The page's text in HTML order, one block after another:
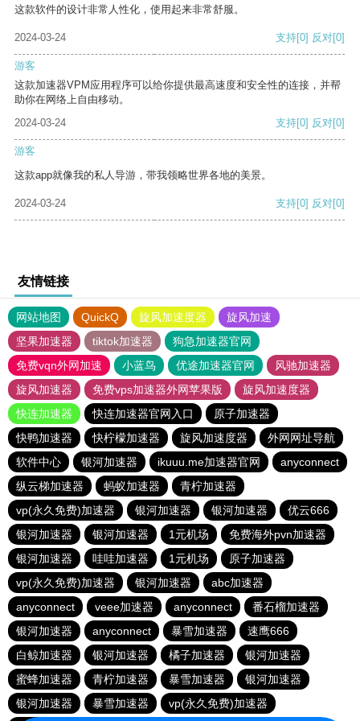
这款软件的设计非常人性化，使用起来非常舒服。
2024-03-24 支持[0] 反对[0]
游客
这款加速器VPM应用程序可以给你提供最高速度和安全性的连接，并帮
助你在网络上自由移动。
2024-03-24
支持[0] 反对[0]
游客
这款app就像我的私人导游，带我领略世界各地的美景。
2024-03-24 支持[0] 反对[0]
友情链接
网站地图 QuickQ 旋风加速度器
旋风加速
坚果加速器
tiktok加速器
狗急加速器官网
免费vqn外网加速
小蓝鸟 优途加速器官网
风驰加速器
旋风加速器
免费vps加速器外网苹果版
旋风加速度器
快连加速器
快连加速器官网入口
原子加速器
快鸭加速器
快柠檬加速器 旋风加速度器
外网网址导航
软件中心
银河加速器 ikuuu.me加速器官网
anyconnect
纵云梯加速器
蚂蚁加速器
青柠加速器
vp(永久免费)加速器
银河加速器 银河加速器
优云666
银河加速器
银河加速器 1元机场
免费海外pvn加速器
银河加速器
哇哇加速器 1元机场
原子加速器
vp(永久免费)加速器
银河加速器
abc加速器
anyconnect
veee加速器 anyconnect
番石榴加速器
银河加速器
anyconnect 暴雪加速器
速鹰666
白鲸加速器
银河加速器 橘子加速器
银河加速器
蜜蜂加速器
青柠加速器 暴雪加速器
银河加速器
银河加速器
暴雪加速器 vp(永久免费)加速器